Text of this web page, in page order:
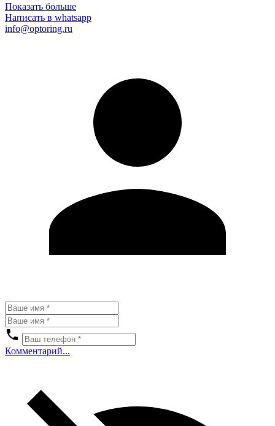
Показать больше
Написать в whatsapp
info@optoring.ru
Комментарий...